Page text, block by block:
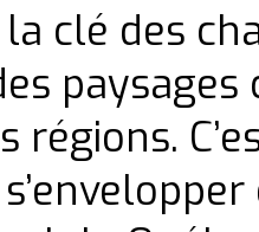
clé des
régions.